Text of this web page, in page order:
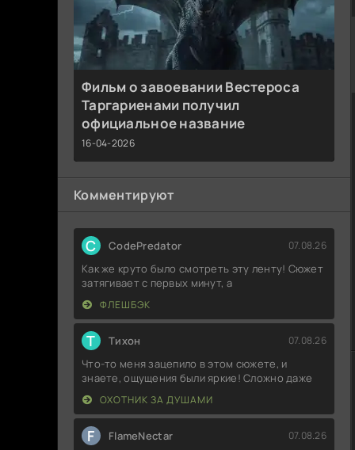
Фильм о завоевании Вестероса
Таргариенами получил
официальное название
16-04-2026
Комментируют
C CodePredator 07.08.26
Как же круто было смотреть эту ленту! Сюжет
затягивает с первых минут, а
ФЛЕШБЭК
Т Тихон 07.08.26
Что-то меня зацепило в этом сюжете, и
знаете, ощущения были яркие! Сложно даже
ОХОТНИК ЗА ДУШАМИ
F FlameNectar 07.08.26